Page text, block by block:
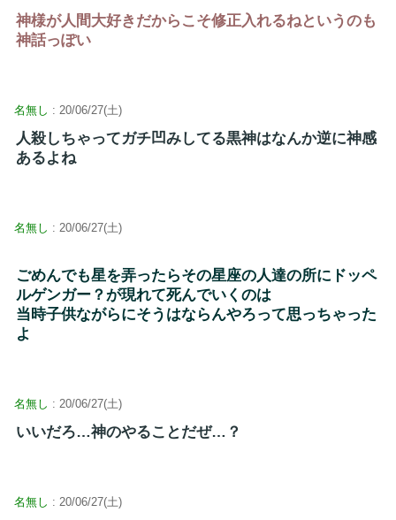
神様が人間大好きだからこそ修正入れるねというのも
神話っぽい
名無し : 20/06/27(土)
人殺しちゃってガチ凹みしてる黒神はなんか逆に神感
あるよね
名無し : 20/06/27(土)
ごめんでも星を弄ったらその星座の人達の所にドッペ
ルゲンガー？が現れて死んでいくのは
当時子供ながらにそうはならんやろって思っちゃった
よ
名無し : 20/06/27(土)
いいだろ…神のやることだぜ…？
名無し : 20/06/27(土)